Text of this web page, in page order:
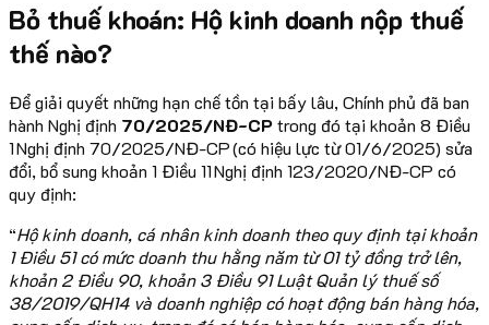
Bỏ thuế khoán: Hộ kinh doanh nộp thuế
thế nào?
Để giải quyết những hạn chế tồn tại bấy lâu, Chính phủ đã ban
hành Nghị định 70/2025/NĐ-CPtrong đó tại khoản 8 Điều
1 Nghị định 70/2025/NĐ-CP (có hiệu lực từ 01/6/2025) sửa
đổi, bổ sung khoản 1 Điều 11 Nghị định 123/2020/NĐ-CP có
quy định:
“Hộ kinh doanh, cá nhân kinh doanh theo quy định tại khoản
1 Điều 51 có mức doanh thu hằng năm từ 01 tỷ đồng trở lên,
khoản 2 Điều 90, khoản 3 Điều 91 Luật Quản lý thuế số
38/2019/QH14 và doanh nghiệp có hoạt động bán hàng hóa,